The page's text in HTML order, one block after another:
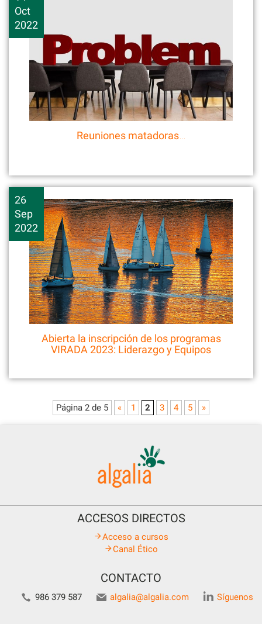
Oct
2022
Reuniones matadoras…
26
Sep
2022
Abierta la inscripción de los programas
VIRADA 2023: Liderazgo y Equipos
Página 2 de 5 « 1 2 3 4 5 »
ACCESOS DIRECTOS
Acceso a cursos
Canal Ético
CONTACTO
986 379 587 algalia@algalia.com Síguenos